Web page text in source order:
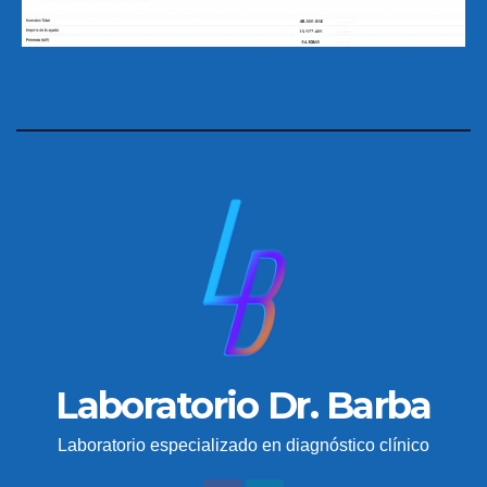
Laboratorio Dr. Barba
Laboratorio especializado en diagnóstico clínico